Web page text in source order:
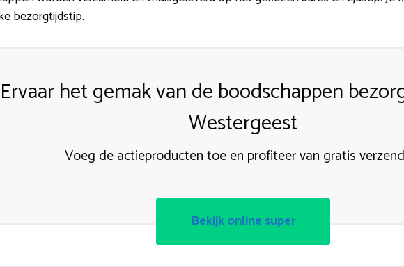
bezorgtijdstip.
Ervaar het gemak van de boodschappen
Westergeest
Voeg de actieproducten toe en profiteer van gratis
Bekijk online super